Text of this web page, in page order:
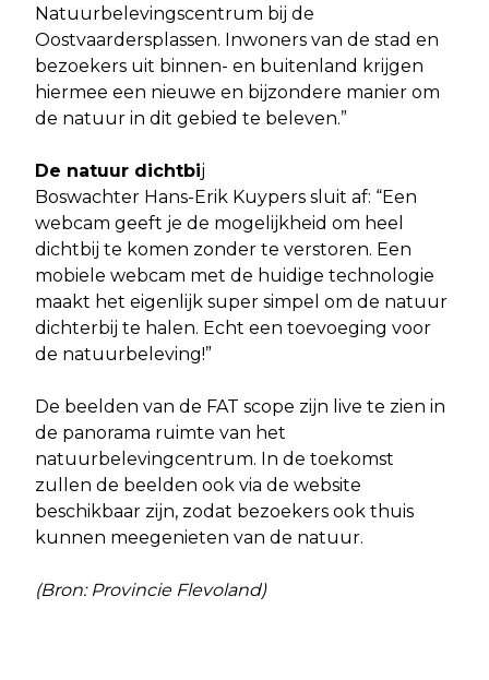
Natuurbelevingscentrum bij de
Oostvaardersplassen. Inwoners van de stad en
bezoekers uit binnen- en buitenland krijgen
hiermee een nieuwe en bijzondere manier om
de natuur in dit gebied te beleven.”
De natuur dichtbij
Boswachter Hans-Erik Kuypers sluit af: “Een
webcam geeft je de mogelijkheid om heel
dichtbij te komen zonder te verstoren. Een
mobiele webcam met de huidige technologie
maakt het eigenlijk super simpel om de natuur
dichterbij te halen. Echt een toevoeging voor
de natuurbeleving!”
De beelden van de FAT scope zijn live te zien in
de panorama ruimte van het
natuurbelevingcentrum. In de toekomst
zullen de beelden ook via de website
beschikbaar zijn, zodat bezoekers ook thuis
kunnen meegenieten van de natuur.
(Bron: Provincie Flevoland)